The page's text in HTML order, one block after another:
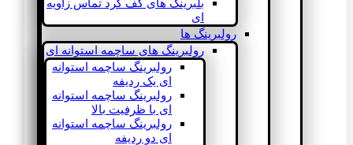
بلبرینگ های کف گرد تماس زاویه
ای
رولبرینگ ها
رولبرینگ های ساچمه استوانه ای
رولبرینگ ساچمه استوانه
ای یک ردیفه
رولبرینگ ساچمه استوانه
ای با ظرفیت بالا
رولبرینگ ساچمه استوانه
ای دو ردیفه